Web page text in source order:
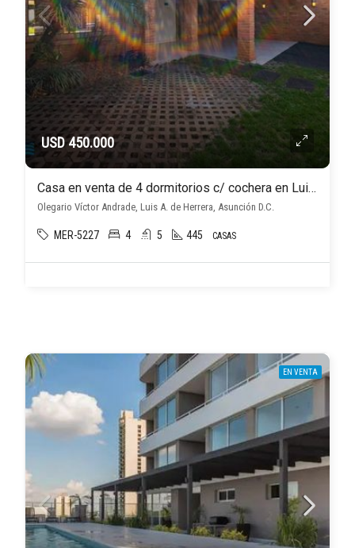
USD 450.000
Casa en venta de 4 dormitorios c/ cochera en Luis A. de Herrera
Olegario Víctor Andrade, Luis A. de Herrera, Asunción D.C.
MER-5227 4 5 445 CASAS
EN VENTA